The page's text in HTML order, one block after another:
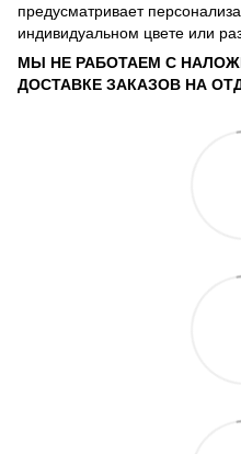
предусматривает
индивидуальном цвете или
МЫ НЕ РАБОТАЕМ С
ДОСТАВКЕ ЗАКАЗОВ НА